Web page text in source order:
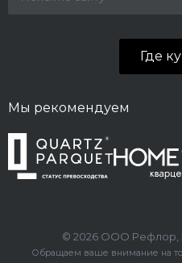
Где
Мы рекомендуем
© 2026 ООО Рефлор,
Обращаем ваше внимание на